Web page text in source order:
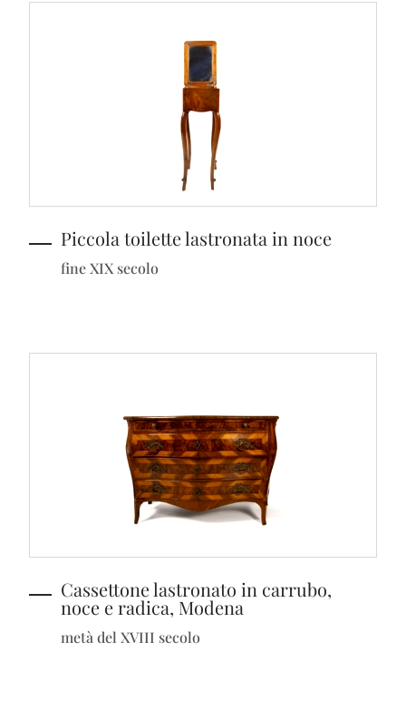
Piccola toilette lastronata in noce
fine XIX secolo
Cassettone lastronato in carrubo,
noce e radica, Modena
metà del XVIII secolo